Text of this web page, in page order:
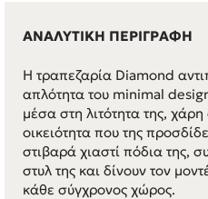
ΑΝΑΛΥΤΙΚΗ ΠΕΡΙΓΡΑΦΗ
Η τραπεζαρία Diamond
απλότητα του minimal
μέσα στη λιτότητα της,
οικειότητα που της
στιβαρά χιαστί πόδια της,
στυλ της και δίνουν τον
κάθε σύγχρονος χώρος.